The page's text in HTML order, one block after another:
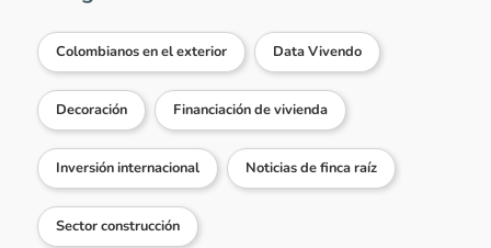
Colombianos en el exterior Data Vivendo
Decoración Financiación de vivienda
Inversión internacional Noticias de finca raíz
Sector construcción